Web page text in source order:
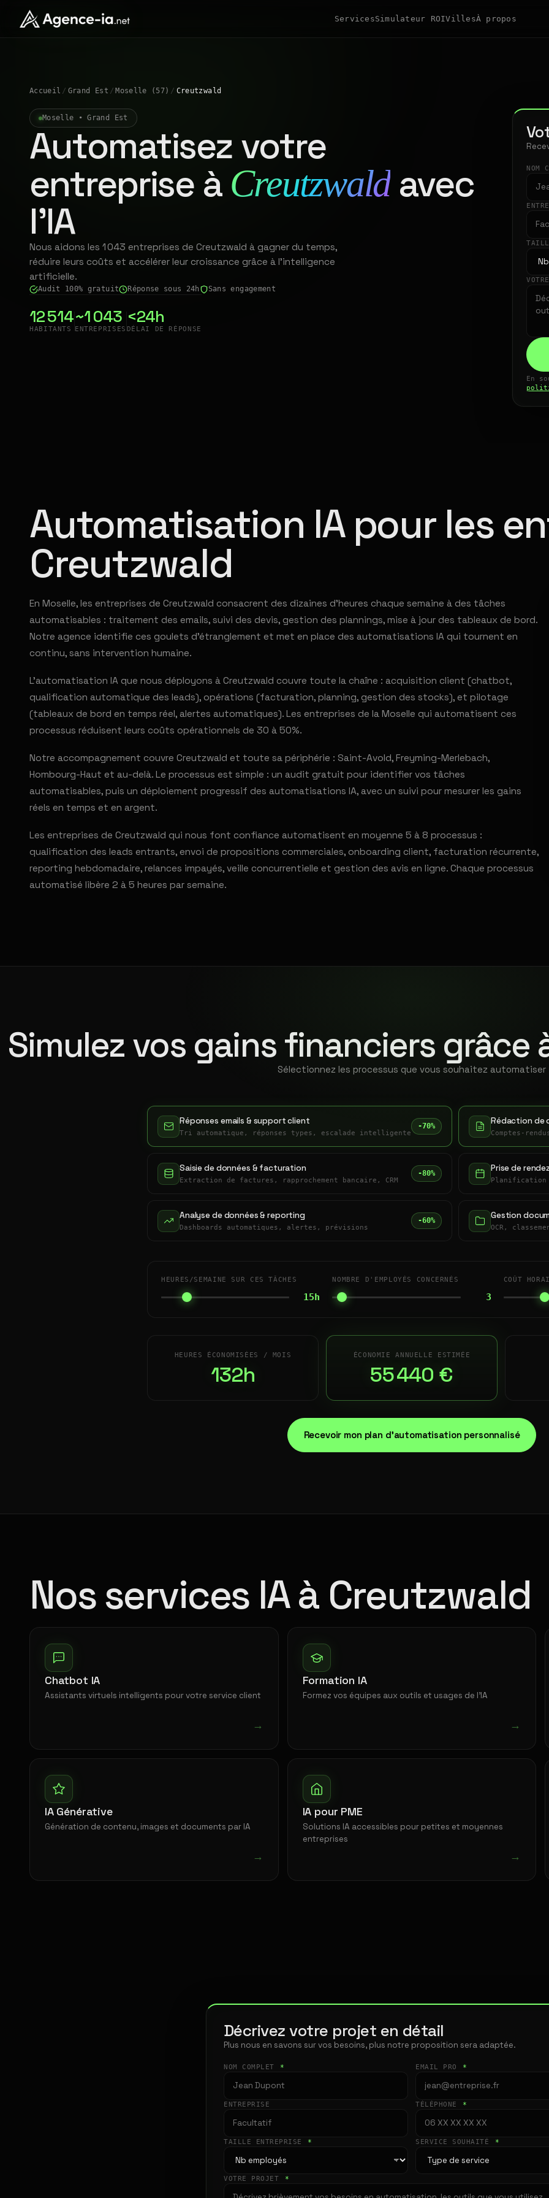
ServicesSimulateur ROIVillesÀ propos
Accueil / Grand Est / Moselle (57) / Creutzwald
Moselle • Grand Est
Automatisez votre
entreprise à Creutzwald avec
l'IA
Nous aidons les 1 043 entreprises de Creutzwald à gagner du temps,
réduire leurs coûts et accélérer leur croissance grâce à l'intelligence
artificielle.
Audit 100% gratuit Réponse sous 24h Sans engagement
12 514
HABITANTS
~1 043
ENTREPRISES
<24h
DÉLAI DE RÉPONSE
NOM
En
Automatisation IA pour les
Creutzwald
En Moselle, les entreprises de Creutzwald consacrent des dizaines d'heures chaque semaine à des tâches
automatisables : traitement des emails, suivi des devis, gestion des plannings, mise à jour des tableaux de bord.
Notre agence identifie ces goulets d'étranglement et met en place des automatisations IA qui tournent en
continu, sans intervention humaine.
L'automatisation IA que nous déployons à Creutzwald couvre toute la chaîne : acquisition client (chatbot,
qualification automatique des leads), opérations (facturation, planning, gestion des stocks), et pilotage
(tableaux de bord en temps réel, alertes automatiques). Les entreprises de la Moselle qui automatisent ces
processus réduisent leurs coûts opérationnels de 30 à 50%.
Notre accompagnement couvre Creutzwald et toute sa périphérie : Saint-Avold, Freyming-Merlebach,
Hombourg-Haut et au-delà. Le processus est simple : un audit gratuit pour identifier vos tâches
automatisables, puis un déploiement progressif des automatisations IA, avec un suivi pour mesurer les gains
réels en temps et en argent.
Les entreprises de Creutzwald qui nous font confiance automatisent en moyenne 5 à 8 processus :
qualification des leads entrants, envoi de propositions commerciales, onboarding client, facturation récurrente,
reporting hebdomadaire, relances impayés, veille concurrentielle et gestion des avis en ligne. Chaque processus
automatisé libère 2 à 5 heures par semaine.
Simulez vos gains financiers
Sélectionnez les processus que vous souhaitez automatiser
Réponses emails & support client
Tri automatique, réponses types, escalade intelligente
-70% Rédaction de
Comptes-
Saisie de données & facturation
Extraction de factures, rapprochement bancaire, CRM
-80% Prise de
Planification
Analyse de données & reporting
Dashboards automatiques, alertes, prévisions
-60% Gestion
OCR,
HEURES/SEMAINE SUR CES TÂCHES
15h
NOMBRE D'EMPLOYÉS CONCERNÉS
3
COÛT
HEURES ÉCONOMISÉES / MOIS
132h
ÉCONOMIE ANNUELLE ESTIMÉE
55 440 €
Recevoir mon plan d'automatisation personnalisé
Nos services IA à Creutzwald
Chatbot IA
Assistants virtuels intelligents pour votre service client
→
Formation IA
Formez vos équipes aux outils et usages de l'IA
→
IA Générative
Génération de contenu, images et documents par IA
→
IA pour PME
Solutions IA accessibles pour petites et moyennes
entreprises
→
Décrivez votre projet en détail
Plus nous en savons sur vos besoins, plus notre proposition sera adaptée.
NOM COMPLET * EMAIL PRO *
ENTREPRISE TÉLÉPHONE *
TAILLE ENTREPRISE * SERVICE SOUHAITÉ *
VOTRE PROJET *